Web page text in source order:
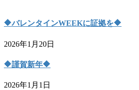
🔶バレンタインWEEKに証拠を🔶
2026年1月20日
🔶謹賀新年🔶
2026年1月1日